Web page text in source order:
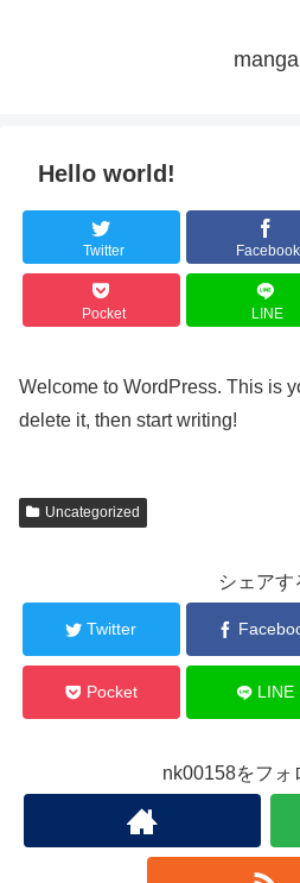
manga
Hello world!
Twitter Facebook
Pocket LINE
Welcome to WordPress. This is
delete it, then start writing!
Uncategorized
シェアす
Twitter
Pocket LINE
nk00158をフォ